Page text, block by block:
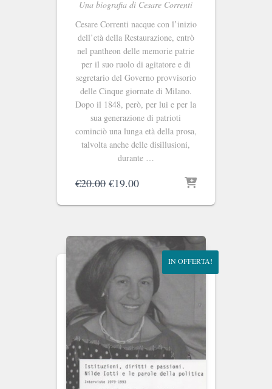
Una biografia di Cesare Correnti
Cesare Correnti nacque con l’inizio
dell’età della Restaurazione, entrò
nel pantheon delle memorie patrie
per il suo ruolo di agitatore e di
segretario del Governo provvisorio
delle Cinque giornate di Milano.
Dopo il 1848, però, per lui e per la
sua generazione di patrioti
cominciò una lunga età della prosa,
talvolta anche delle disillusioni,
durante …
€20.00 Il
originale
€20.00.
€19.00Il
attuale
€19.00.
IN OFFERTA!